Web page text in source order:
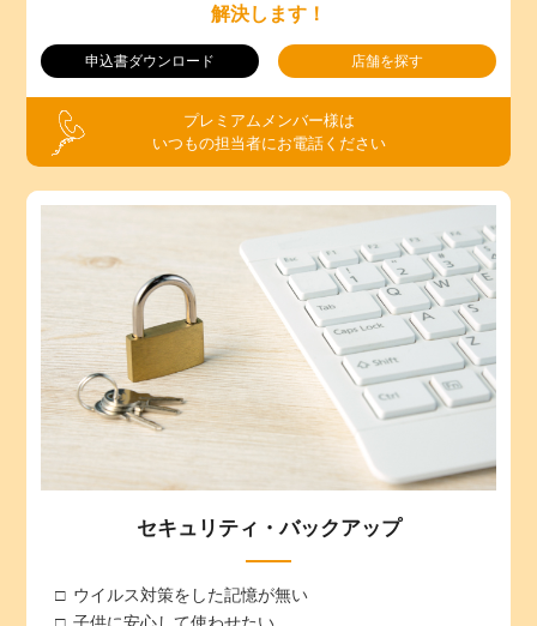
解決します！
申込書ダウンロード 店舗を探す
プレミアムメンバー様は
いつもの担当者にお電話ください
セキュリティ・バックアップ
ウイルス対策をした記憶が無い